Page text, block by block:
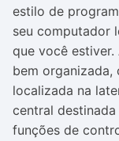
estilo de
seu computador
que você
bem organizada,
localizada na
central
funções de